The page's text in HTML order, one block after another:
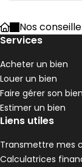
Accueil
Nos
Services
Acheter un bien
Louer un bien
Faire gérer son
Estimer un bien
Liens utiles
Transmettre mes
Calculatrices